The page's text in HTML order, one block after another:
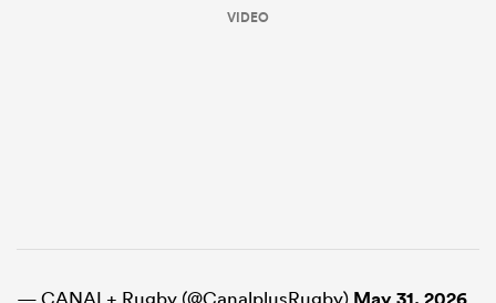
VIDEO
— CANAL+ Rugby (@CanalplusRugby)